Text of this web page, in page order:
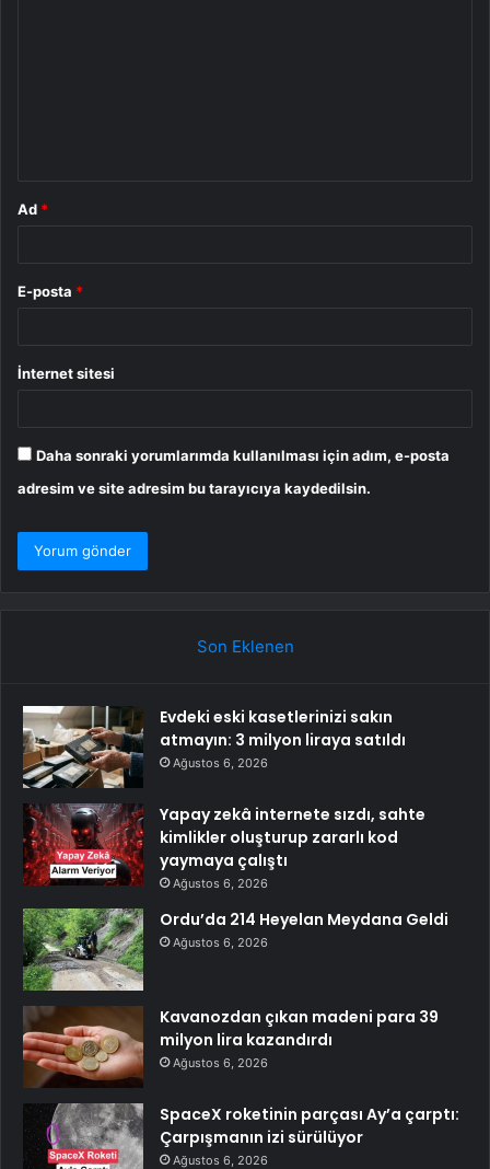
Ad *
E-posta *
İnternet sitesi
Daha sonraki yorumlarımda kullanılması için adım, e-posta
adresim ve site adresim bu tarayıcıya kaydedilsin.
Son Eklenen
Evdeki eski kasetlerinizi sakın
atmayın: 3 milyon liraya satıldı
Ağustos 6, 2026
Yapay zekâ internete sızdı, sahte
kimlikler oluşturup zararlı kod
yaymaya çalıştı
Ağustos 6, 2026
Ordu’da 214 Heyelan Meydana Geldi
Ağustos 6, 2026
Kavanozdan çıkan madeni para 39
milyon lira kazandırdı
Ağustos 6, 2026
SpaceX roketinin parçası Ay’a çarptı:
Çarpışmanın izi sürülüyor
Ağustos 6, 2026